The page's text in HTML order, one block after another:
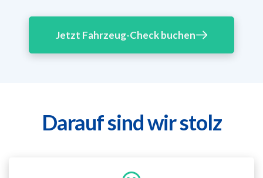
Jetzt Fahrzeug-Check buchen
Darauf sind wir stolz